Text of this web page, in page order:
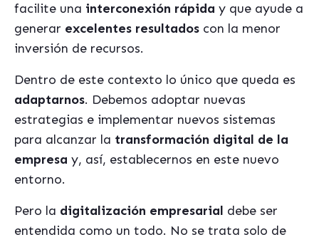
facilite una interconexión rápida y que ayude a
generar excelentes resultados con la menor
inversión de recursos.
Dentro de este contexto lo único que queda es
adaptarnos. Debemos adoptar nuevas
estrategias e implementar nuevos sistemas
para alcanzar la transformación digital de la
empresa y, así, establecernos en este nuevo
entorno.
Pero la digitalización empresarial debe ser
entendida como un todo. No se trata solo de